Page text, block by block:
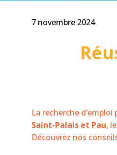
7 novembre 2024
La recherche
Saint-Palais et Pau,
Découvrez nos